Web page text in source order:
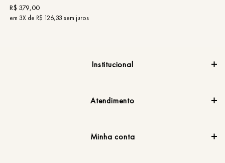
R$ 379,00
em 3X de R$ 126,33 sem juros
Institucional
Atendimento
Minha conta